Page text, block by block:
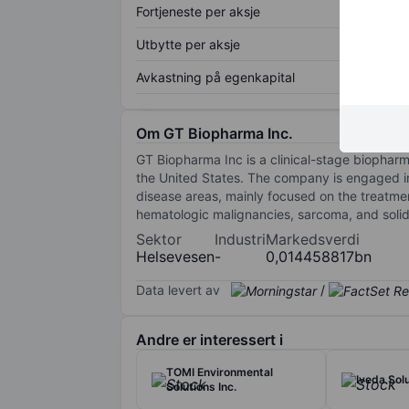
Fortjeneste per aksje
Utbytte per aksje
Avkastning på egenkapital
Om GT Biopharma Inc.
GT Biopharma Inc is a clinical-stage
the United States. The company is
disease areas, mainly focused on the
hematologic malignancies, sarcoma, and
Sektor
Helsevesen
Industri
-
Markedsverdi
0,014458817bn
Data levert av /
Andre er interessert i
TOMI Environmental
Solutions Inc.
Iveda